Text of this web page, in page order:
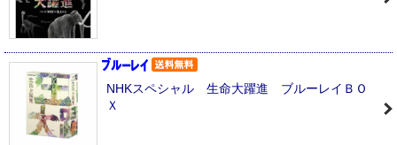
NHKスペシャル 生命大躍進 ブルーレイＢＯ
Ｘ